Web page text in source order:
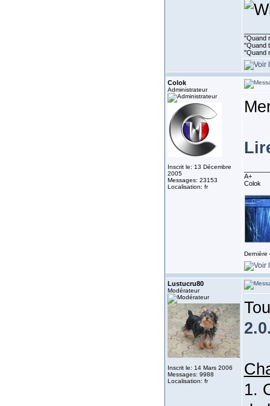
"Quand
"Quand
"Quand
Colok
Administrateur
Inscrit le: 13 Décembre
2005
Messages: 23153
Localisation: fr
A+
Colok
Dernière
Lustucru80
Modérateur
Inscrit le: 14 Mars 2006
Messages: 9988
Localisation: fr
1.